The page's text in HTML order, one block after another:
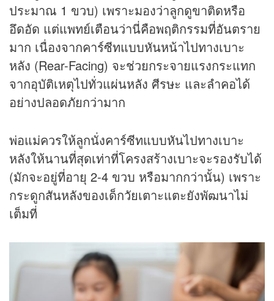
ประมาณ 1 ขวบ) เพราะมองว่าลูกดูขาติดหรือ
อึดอัด แต่แพทย์เตือนว่านี่คือพฤติกรรมที่อันตราย
มาก เนื่องจากคาร์ซีทแบบหันหน้าไปทางเบาะ
หลัง (Rear-Facing) จะช่วยกระจายแรงกระแทก
จากอุบัติเหตุไปทั่วแผ่นหลัง ศีรษะ และลำคอได้
อย่างปลอดภัยกว่ามาก
พ่อแม่ควรให้ลูกนั่งคาร์ซีทแบบหันไปทางเบาะ
หลังให้นานที่สุดเท่าที่โครงสร้างเบาะจะรองรับได้
(มักจะอยู่ที่อายุ 2-4 ขวบ หรือมากกว่านั้น) เพราะ
กระดูกสันหลังของเด็กวัยเตาะแตะยังพัฒนาไม่
เต็มที่